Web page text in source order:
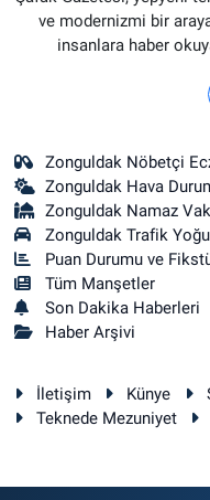
ve modernizmi bir
insanlara haber
Zonguldak Nöbetçi
Zonguldak Hava
Zonguldak Namaz
Zonguldak Trafik
Puan Durumu ve
Tüm Manşetler
Son Dakika Haberleri
Haber Arşivi
İletişim Künye
Teknede Mezuniyet